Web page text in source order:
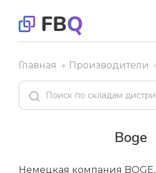
Главная Производители
Boge
Немецкая компания